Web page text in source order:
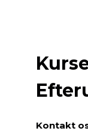
Kontakt